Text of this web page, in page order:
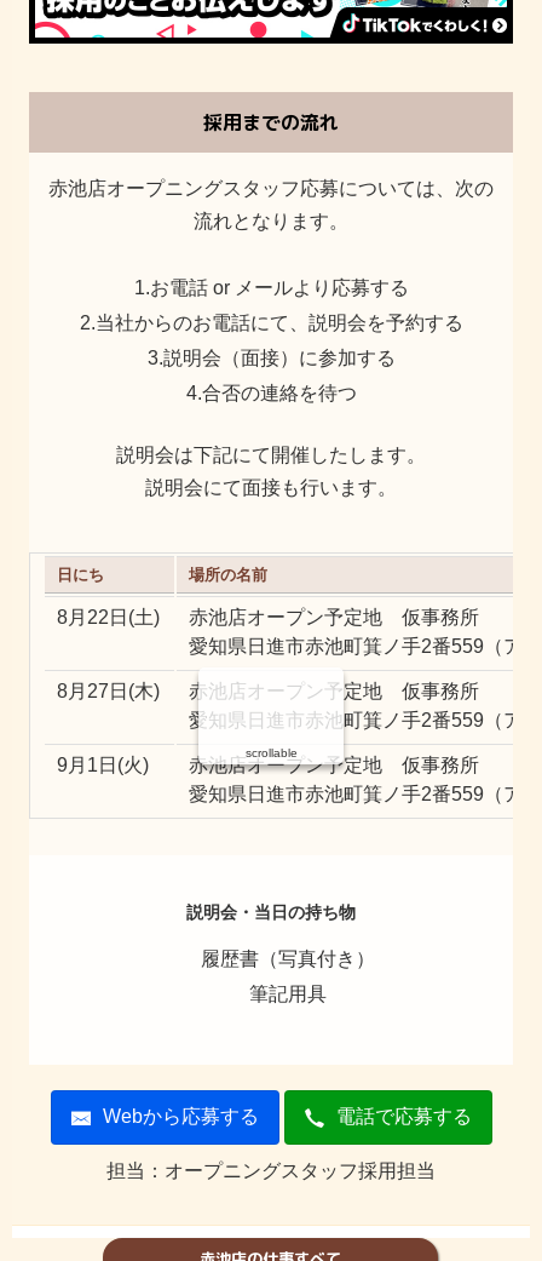
採用までの流れ
赤池店オープニングスタッフ応募については、次の
流れとなります。
1.お電話 or メールより応募する
2.当社からのお電話にて、説明会を予約する
3.説明会（面接）に参加する
4.合否の連絡を待つ
説明会は下記にて開催したします。
説明会にて面接も行います。
日にち 場所の名前
8月22日(土)
赤池店オープン予定地 仮事務所
愛知県日進市赤池町箕ノ手2番559（ア
8月27日(木)
赤池店オープン予定地 仮事務所
愛知県日進市赤池町箕ノ手2番559（ア
9月1日(火)
赤池店オープン予定地 仮事務所
愛知県日進市赤池町箕ノ手2番559（ア
scrollable
説明会・当日の持ち物
履歴書（写真付き）
筆記用具
Webから応募する 電話で応募する
担当：オープニングスタッフ採用担当